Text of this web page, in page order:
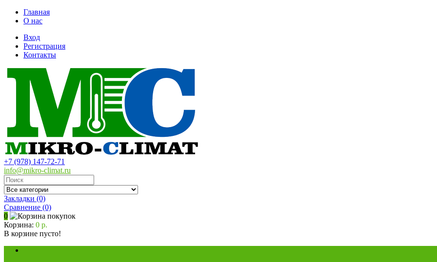
Главная
О нас
Вход
Регистрация
Контакты
+7 (978) 147-72-71
info@mikro-climat.ru
Закладки (0)
Сравнение (0)
0
Корзина: 0 р.
В корзине пусто!